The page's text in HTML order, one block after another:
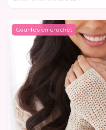
Guantes en crochet